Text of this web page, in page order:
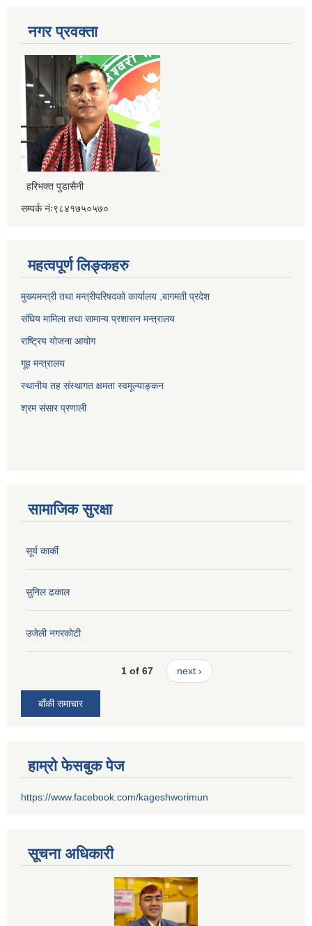
नगर प्रवक्ता
हरिभक्त पुडासैनी
सम्पर्क नंः९८४१७५०५७०
महत्वपूर्ण लिङ्कहरु
मुख्यमन्त्री तथा मन्त्रीपरिषदको कार्यालय ,बागमती प्रदेश
संघिय मामिला तथा सामान्य प्रशासन मन्त्रालय
राष्ट्रिय योजना आयोग
गूह मन्त्रालय
स्थानीय तह संस्थागत क्षमता स्वमूल्याङ्कन
श्रम संसार प्रणाली
सामाजिक सुरक्षा
सूर्य कार्की
सुनिल ढकाल
उजेली नगरकोटी
1 of 67 next ›
बाँकी समाचार
हाम्रो फेसबुक पेज
https://www.facebook.com/kageshworimun
सूचना अधिकारी